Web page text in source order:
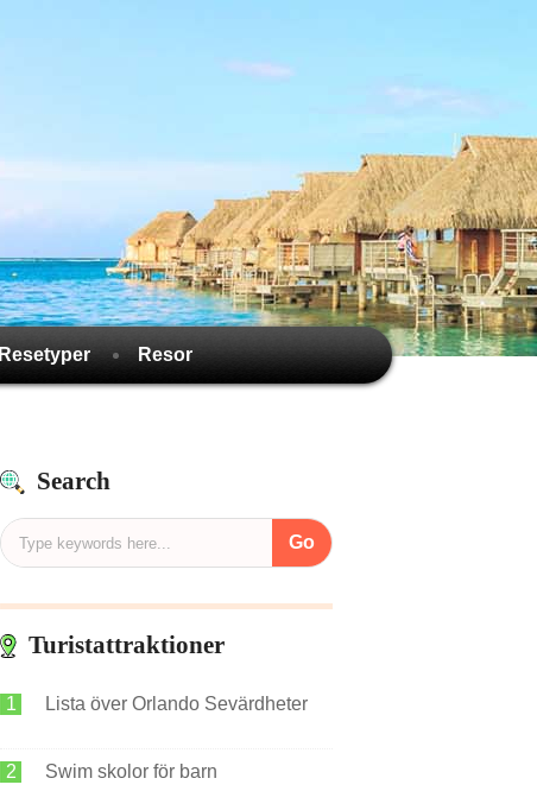
Resetyper Resor
Search
Turistattraktioner
Lista över Orlando Sevärdheter
Swim skolor för barn